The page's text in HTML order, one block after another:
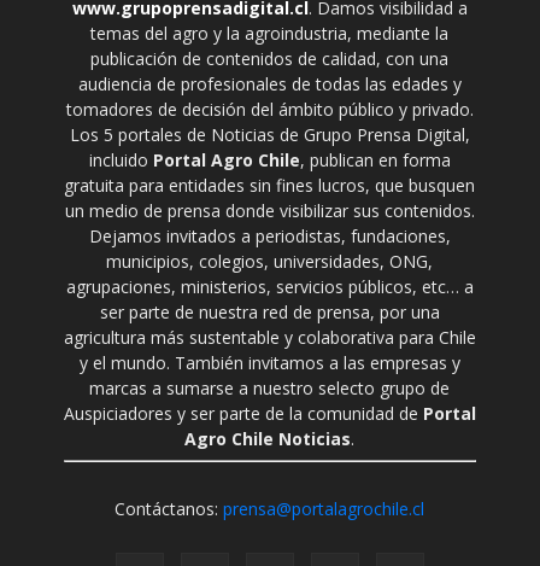
www.grupoprensadigital.cl. Damos visibilidad a
temas del agro y la agroindustria, mediante la
publicación de contenidos de calidad, con una
audiencia de profesionales de todas las edades y
tomadores de decisión del ámbito público y privado.
Los 5 portales de Noticias de Grupo Prensa Digital,
incluido Portal Agro Chile, publican en forma
gratuita para entidades sin fines lucros, que busquen
un medio de prensa donde visibilizar sus contenidos.
Dejamos invitados a periodistas, fundaciones,
municipios, colegios, universidades, ONG,
agrupaciones, ministerios, servicios públicos, etc… a
ser parte de nuestra red de prensa, por una
agricultura más sustentable y colaborativa para Chile
y el mundo. También invitamos a las empresas y
marcas a sumarse a nuestro selecto grupo de
Auspiciadores y ser parte de la comunidad de Portal
Agro Chile Noticias.
Contáctanos:prensa@portalagrochile.cl